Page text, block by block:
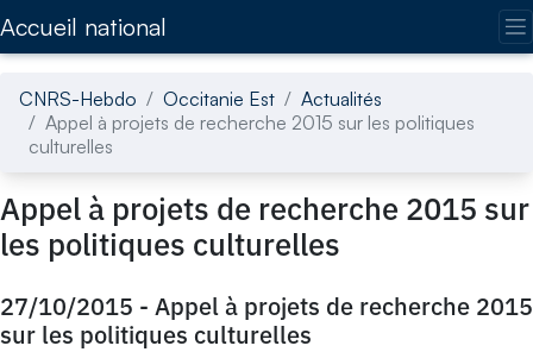
Accueil national
CNRS-Hebdo Occitanie Est
Actualités
Appel à projets de recherche 2015 sur les politiques
culturelles
Appel à projets de recherche 2015 sur
les politiques culturelles
27/10/2015 - Appel à projets de recherche 2015
sur les politiques culturelles